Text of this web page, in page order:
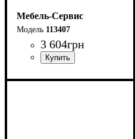
Мебель-Сервис
113407
3 604грн